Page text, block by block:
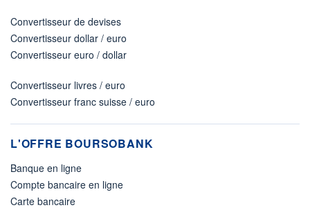
Convertisseur de devises
Convertisseur dollar / euro
Convertisseur euro / dollar
Convertisseur livres / euro
Convertisseur franc suisse / euro
L'OFFRE BOURSOBANK
Banque en ligne
Compte bancaire en ligne
Carte bancaire